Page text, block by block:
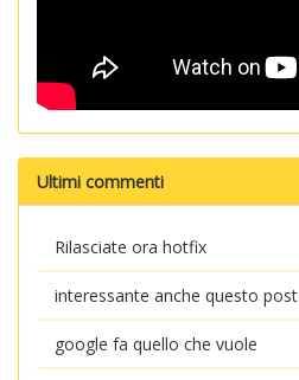
Ultimi commenti
Rilasciate ora hotfix
interessante anche questo post
google fa quello che vuole